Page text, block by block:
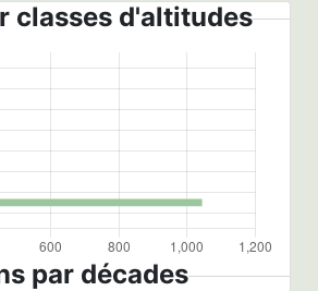
classes d'altitudes
par décades